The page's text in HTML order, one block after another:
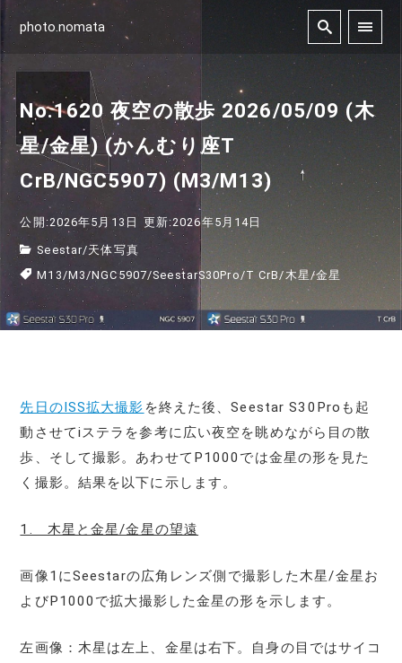
photo.nomata
No.1620 夜空の散歩 2026/05/09 (木
星/金星) (かんむり座T
CrB/NGC5907) (M3/M13)
公開:2026年5月13日 更新:2026年5月14日
Seestar/天体写真
M13 /M3 /NGC5907/SeestarS30Pro /T CrB / 木星 /金星
先日のISS拡大撮影 を終えた後、Seestar S30Proも起
動させてiステラを参考に広い夜空を眺めながら目の散
歩、そして撮影。あわせてP1000では金星の形を見た
く撮影。結果を以下に示します。
1. 木星と金星/金星の望遠
画像1にSeestarの広角レンズ側で撮影した木星/金星お
よびP1000で拡大撮影した金星の形を示します。
左画像：木星は左上、金星は右下。自身の目ではサイコ